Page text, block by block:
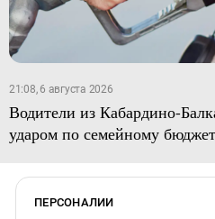
21:08, 6 августа 2026
Водители из Кабардино-
ударом по семейному
ПЕРСОНАЛИИ